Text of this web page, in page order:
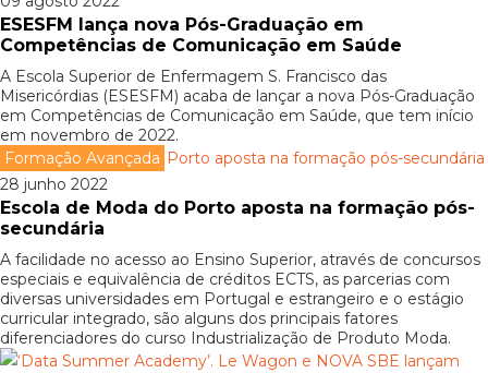
ESESFM lança nova Pós-Graduação em
Competências de Comunicação em Saúde
A Escola Superior de Enfermagem S. Francisco das
Misericórdias (ESESFM) acaba de lançar a nova Pós-Graduação
em Competências de Comunicação em Saúde, que tem início
em novembro de 2022.
Formação Avançada
28 junho 2022
Escola de Moda do Porto aposta na formação pós-
secundária
A facilidade no acesso ao Ensino Superior, através de concursos
especiais e equivalência de créditos ECTS, as parcerias com
diversas universidades em Portugal e estrangeiro e o estágio
curricular integrado, são alguns dos principais fatores
diferenciadores do curso Industrialização de Produto Moda.